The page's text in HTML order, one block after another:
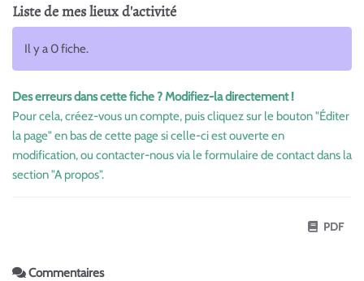
Liste de mes lieux d'activité
Il y a 0 fiche.
Des erreurs dans cette fiche ? Modifiez-la directement !
Pour cela, créez-vous un compte, puis cliquez sur le bouton "Éditer
la page" en bas de cette page si celle-ci est ouverte en
modification, ou contacter-nous via le formulaire de contact dans la
section "A propos".
PDF
Commentaires